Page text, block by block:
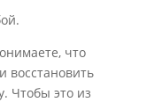
что
восстановить
Чтобы это из